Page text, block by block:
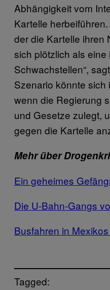
Abhängigkeit vom
Kartelle
der die Kartelle ihren
sich plötzlich als eine
Schwachstellen“,
Szenario könnte
wenn die Regierung
und Gesetze zulegt,
gegen die Kartelle
Mehr über
Ein geheimes
Die U-Bahn-Gangs
Busfahren in
Tagged: